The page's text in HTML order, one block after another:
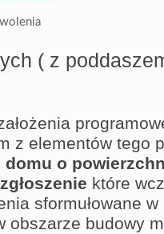
( z
z elementów tego
domu o
które
sformułowane
budowy